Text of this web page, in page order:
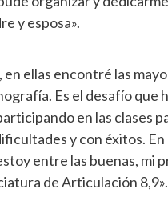
y esposa».
ellas encontré las
Es el desafío que
en las clases
y con éxitos.
entre las buenas, mi
de Articulación 8,9».